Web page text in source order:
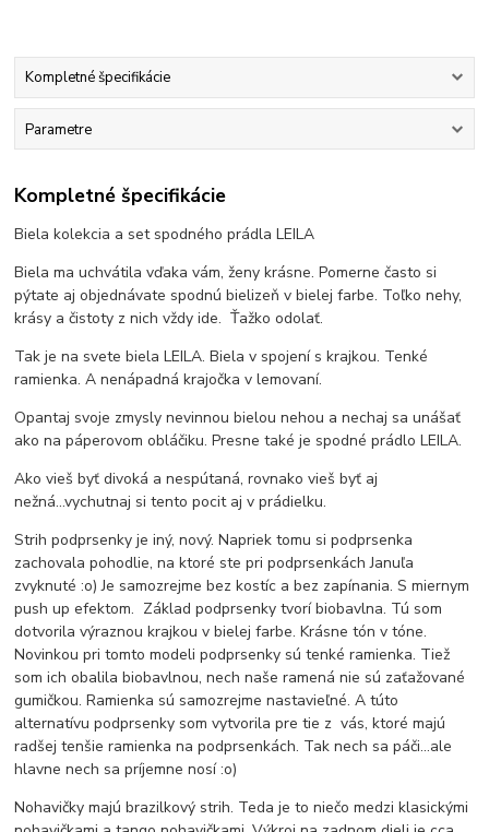
Kompletné špecifikácie
Parametre
Kompletné špecifikácie
Biela kolekcia a set spodného prádla LEILA
Biela ma uchvátila vďaka vám, ženy krásne. Pomerne často si
pýtate aj objednávate spodnú bielizeň v bielej farbe. Toľko nehy,
krásy a čistoty z nich vždy ide. Ťažko odolať.
Tak je na svete biela LEILA. Biela v spojení s krajkou. Tenké
ramienka. A nenápadná krajočka v lemovaní.
Opantaj svoje zmysly nevinnou bielou nehou a nechaj sa unášať
ako na páperovom obláčiku. Presne také je spodné prádlo LEILA.
Ako vieš byť divoká a nespútaná, rovnako vieš byť aj
nežná...vychutnaj si tento pocit aj v prádielku.
Strih podprsenky je iný, nový. Napriek tomu si podprsenka
zachovala pohodlie, na ktoré ste pri podprsenkách Januľa
zvyknuté :o) Je samozrejme bez kostíc a bez zapínania. S miernym
push up efektom. Základ podprsenky tvorí biobavlna. Tú som
dotvorila výraznou krajkou v bielej farbe. Krásne tón v tóne.
Novinkou pri tomto modeli podprsenky sú tenké ramienka. Tiež
som ich obalila biobavlnou, nech naše ramená nie sú zaťažované
gumičkou. Ramienka sú samozrejme nastavieľné. A túto
alternatívu podprsenky som vytvorila pre tie z vás, ktoré majú
radšej tenšie ramienka na podprsenkách. Tak nech sa páči...ale
hlavne nech sa príjemne nosí :o)
Nohavičky majú brazilkový strih. Teda je to niečo medzi klasickými